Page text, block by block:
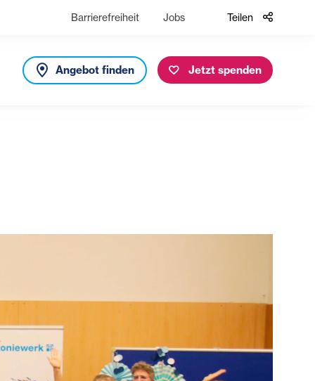
Barrierefreiheit Jobs Teilen
Angebot finden Jetzt spenden